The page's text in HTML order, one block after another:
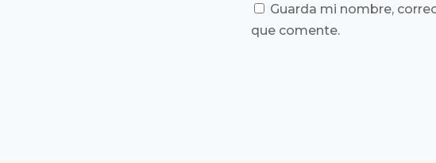
Guarda mi nombre,
que comente.